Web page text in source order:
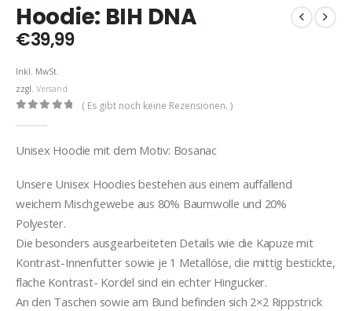
Hoodie: BIH DNA
€39,99
Inkl. MwSt.
zzgl. Versand
( Es gibt noch keine Rezensionen. )
Unisex Hoodie mit dem Motiv: Bosanac
Unsere Unisex Hoodies bestehen aus einem auffallend
weichem Mischgewebe aus 80% Baumwolle und 20%
Polyester.
Die besonders ausgearbeiteten Details wie die Kapuze mit
Kontrast-Innenfutter sowie je 1 Metallöse, die mittig bestickte,
flache Kontrast- Kordel sind ein echter Hingucker.
An den Taschen sowie am Bund befinden sich 2×2 Rippstrick